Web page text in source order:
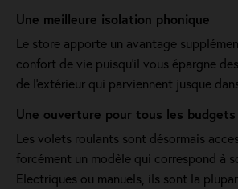
Une meilleure isolation phonique
Le store apporte un avantage
confort de vie puisqu'il vous épargne
de l'extérieur qui parviennent jusque
Une ouverture pour tous les budgets
Les volets roulants sont désormais
forcément un modèle qui correspond à
Electriques ou manuels, ils sont la